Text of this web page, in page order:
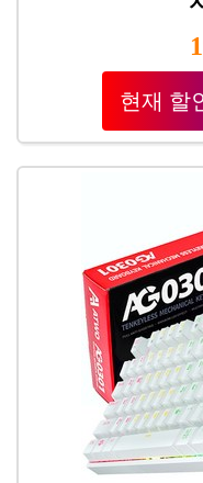
현재 할